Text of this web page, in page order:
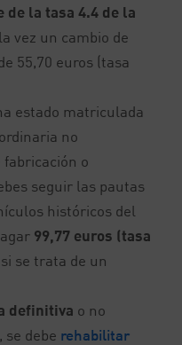
de la tasa 4.4 de la
vez un cambio de
55,70 euros (tasa
estado matriculada
no
fabricación o
seguir las pautas
históricos del
99,77 euros (tasa
se trata de un
definitiva o no
se debe rehabilitar